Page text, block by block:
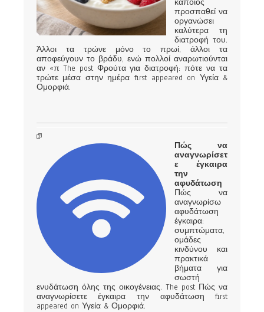
κάποιος
προσπαθεί να
οργανώσει
καλύτερα τη
διατροφή του.
Άλλοι τα τρώνε μόνο το πρωί, άλλοι τα
αποφεύγουν το βράδυ, ενώ πολλοί αναρωτιούνται
αν «π The post Φρούτα για διατροφή: πότε να τα
τρώτε μέσα στην ημέρα first appeared on Υγεία &
Ομορφιά.
Πώς να
αναγνωρίσετ
ε έγκαιρα
την
αφυδάτωση
Πώς να
αναγνωρίσω
αφυδάτωση
έγκαιρα:
συμπτώματα,
ομάδες
κινδύνου και
πρακτικά
βήματα για
σωστή
ενυδάτωση όλης της οικογένειας. The post Πώς να
αναγνωρίσετε έγκαιρα την αφυδάτωση first
appeared on Υγεία & Ομορφιά.